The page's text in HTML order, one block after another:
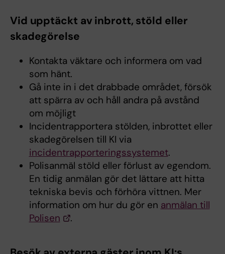
Vid upptäckt av inbrott, stöld eller
skadegörelse
Kontakta väktare och informera om vad
som hänt.
Gå inte in i det drabbade området, försök
att spärra av och håll andra på avstånd
om möjligt
Incidentrapportera stölden, inbrottet eller
skadegörelsen till KI via
incidentrapporteringssystemet.
Polisanmäl stöld eller förlust av egendom.
En tidig anmälan gör det lättare att hitta
tekniska bevis och förhöra vittnen. Mer
information om hur du gör en anmälan till
Polisen
.